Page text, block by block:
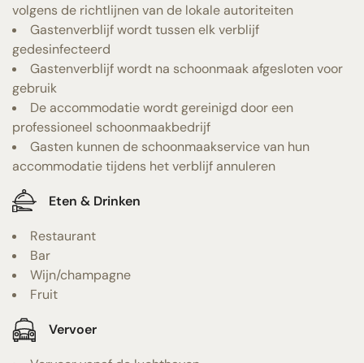
volgens de richtlijnen van de lokale autoriteiten
Gastenverblijf wordt tussen elk verblijf
gedesinfecteerd
Gastenverblijf wordt na schoonmaak afgesloten voor
gebruik
De accommodatie wordt gereinigd door een
professioneel schoonmaakbedrijf
Gasten kunnen de schoonmaakservice van hun
accommodatie tijdens het verblijf annuleren
Eten & Drinken
Restaurant
Bar
Wijn/champagne
Fruit
Vervoer